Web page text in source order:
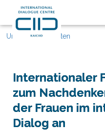
Unsere Geschichten
Internationaler
zum
der Frauen im
Dialog an